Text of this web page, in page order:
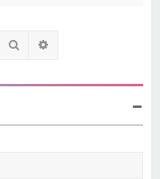
Rechercher